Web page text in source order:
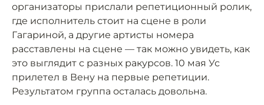
организаторы прислали репетиционный ролик,
где исполнитель стоит на сцене в роли
Гагариной, а другие артисты номера
расставлены на сцене — так можно увидеть, как
это выглядит с разных ракурсов. 10 мая Ус
прилетел в Вену на первые репетиции.
Результатом группа осталась довольна.